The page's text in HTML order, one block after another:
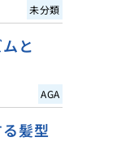
未分類
と
AGA
髪型